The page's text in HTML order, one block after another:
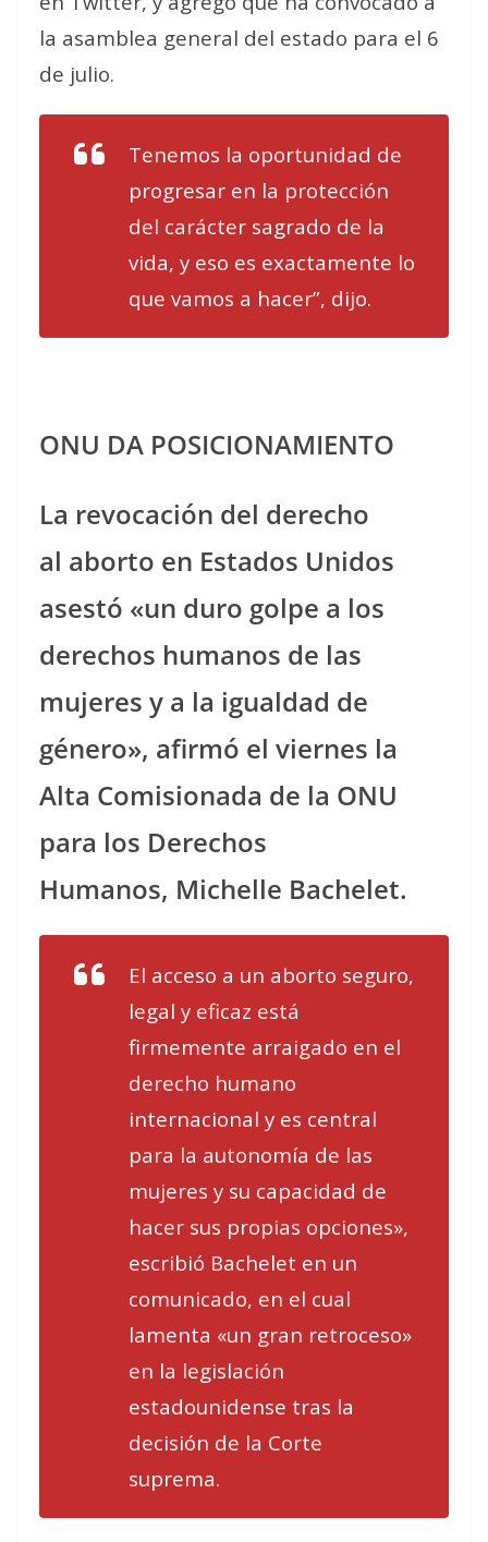
la asamblea general del estado para el 6
de julio.
Tenemos la oportunidad de
progresar en la protección
del carácter sagrado de la
vida, y eso es exactamente lo
que vamos a hacer”, dijo.
ONU DA POSICIONAMIENTO
La revocación del derecho
al aborto en Estados Unidos
asestó «un duro golpe a los
derechos humanos de las
mujeres y a la igualdad de
género», afirmó el viernes la
Alta Comisionada de la ONU
para los Derechos
Humanos, Michelle Bachelet.
El acceso a un aborto seguro,
legal y eficaz está
firmemente arraigado en el
derecho humano
internacional y es central
para la autonomía de las
mujeres y su capacidad de
hacer sus propias opciones»,
escribió Bachelet en un
comunicado, en el cual
lamenta «un gran retroceso»
en la legislación
estadounidense tras la
decisión de la Corte
suprema.